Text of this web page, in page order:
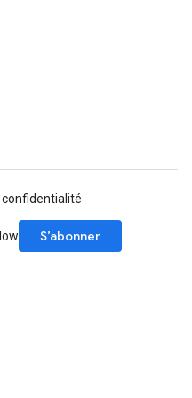
confidentialité
S’abonner